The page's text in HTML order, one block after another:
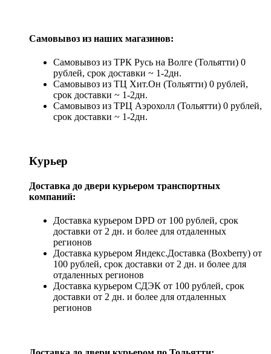
Самовывоз из наших магазинов:
Самовывоз из ТРК Русь на Волге (Тольятти) 0
рублей, срок доставки ~ 1-2дн.
Самовывоз из ТЦ Хит.Он (Тольятти) 0 рублей,
срок доставки ~ 1-2дн.
Самовывоз из ТРЦ Аэрохолл (Тольятти) 0 рублей,
срок доставки ~ 1-2дн.
Курьер
Доставка до двери курьером транспортных
компаний:
Доставка курьером DPD от 100 рублей, срок
доставки от 2 дн. и более для отдаленных
регионов
Доставка курьером Яндекс.Доставка (Boxberry) от
100 рублей, срок доставки от 2 дн. и более для
отдаленных регионов
Доставка курьером СДЭК от 100 рублей, срок
доставки от 2 дн. и более для отдаленных
регионов